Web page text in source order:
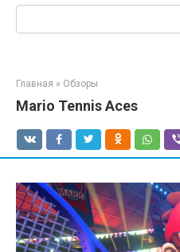
Поиск:
Главная » Обзоры
Mario Tennis Aces